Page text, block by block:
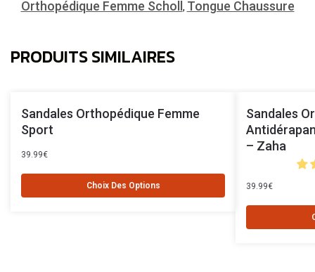
Orthopédique Femme Scholl , Tongue Chaussure
PRODUITS SIMILAIRES
Sandales Orthopédique Femme
Sport
39.99€
Choix Des Options
Sandales
– Zaha
39.99€